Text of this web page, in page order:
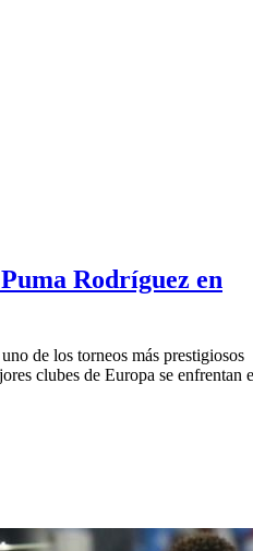
Rodríguez en
de los torneos más prestigiosos
clubes de Europa se enfrentan